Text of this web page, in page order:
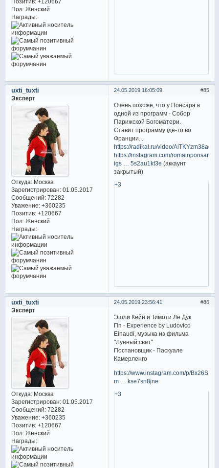
Пол:Женский
Награды:
85
24.05.2019 16:05:09
uxti_tuxti
Эксперт
Откуда:Москва
Зарегистрирован: 01.05.2017
Сообщений:72282
Уважение: +360235
Позитив: +120667
Пол:Женский
Награды:
Очень похоже, что у Понсара в
одной из программ - Собор
Парижской Богоматери.
Ставит программу где-то во
Франции...
https://radikal.ru/video/AlTKYzm38ag
https://instagram.com/romainponsart?
igs … 5s2au1kt3e (аккаунт
закрытый)
+3
86
24.05.2019 23:56:41
uxti_tuxti
Эксперт
Откуда:Москва
Зарегистрирован: 01.05.2017
Сообщений:72282
Уважение: +360235
Позитив: +120667
Пол:Женский
Награды:
Эшли Кейн и Тимоти Ле Дук
Пп - Experience by Ludovico
Einaudi, музыка из фильма
"Лунный свет"
Постановщик - Паскуале
Камерленго
https://www.instagram.com/p/
m … kse7sn8jne
+3